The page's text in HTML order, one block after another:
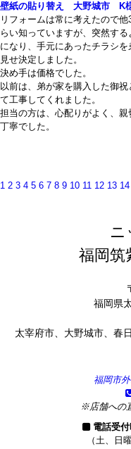
壁紙の貼り替え 大野城市 K
リフォームは常に考えたので他
らい知っていますが、突然する
になり、手元にあったチラシを
見せ決定しました。
決め手は価格でした。
以前は、弟が家を購入した御祝
て工事してくれました。
担当の方は、心配りがよく、親
丁寧でした。
1 2 3 4 5 6 7 8 9 10 11 12 13 14
ニ
福岡筑
福岡県
太宰府市、大野城市、春
福岡市
※店舗への
電話受付
（土、日